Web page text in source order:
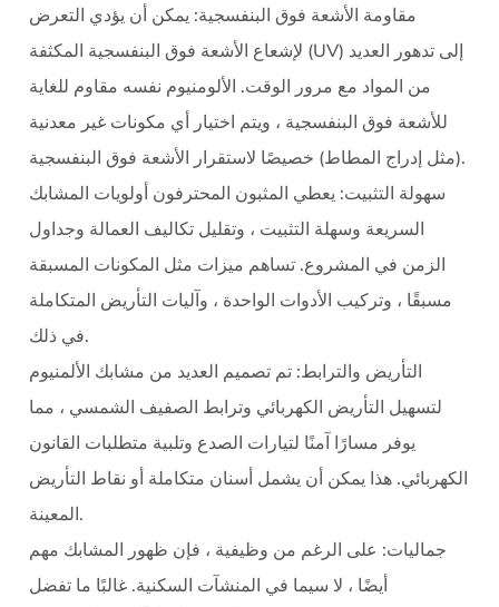
مقاومة الأشعة فوق البنفسجية: يمكن أن يؤدي التعرض
لإشعاع الأشعة فوق البنفسجية المكثفة (UV) إلى تدهور العديد
من المواد مع مرور الوقت. الألومنيوم نفسه مقاوم للغاية
للأشعة فوق البنفسجية ، ويتم اختيار أي مكونات غير معدنية
(مثل إدراج المطاط) خصيصًا لاستقرار الأشعة فوق البنفسجية.
سهولة التثبيت: يعطي المثبون المحترفون أولويات المشابك
السريعة وسهلة التثبيت ، وتقليل تكاليف العمالة وجداول
الزمن في المشروع. تساهم ميزات مثل المكونات المسبقة
مسبقًا ، وتركيب الأدوات الواحدة ، وآليات التأريض المتكاملة
في ذلك.
التأريض والترابط: تم تصميم العديد من مشابك الألمنيوم
لتسهيل التأريض الكهربائي وترابط الصفيف الشمسي ، مما
يوفر مسارًا آمنًا لتيارات الصدع وتلبية متطلبات القانون
الكهربائي. هذا يمكن أن يشمل أسنان متكاملة أو نقاط التأريض
المعينة.
جماليات: على الرغم من وظيفية ، فإن ظهور المشابك مهم
أيضًا ، لا سيما في المنشآت السكنية. غالبًا ما تفضل